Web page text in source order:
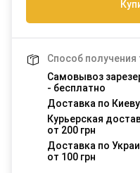
Способ получения
Самовывоз
- бесплатно
Доставка по Киеву
Курьерская
от 200 грн
Доставка по
от 100 грн